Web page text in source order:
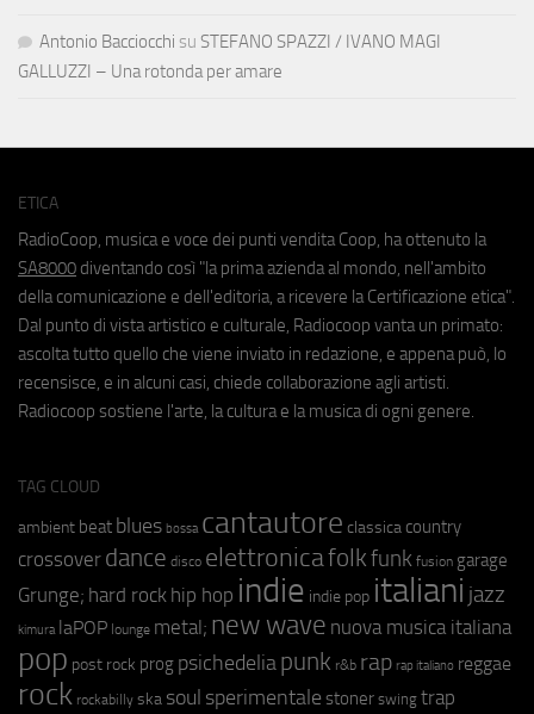
Antonio Bacciocchi su STEFANO SPAZZI / IVANO MAGI
GALLUZZI – Una rotonda per amare
ETICA
RadioCoop, musica e voce dei punti vendita Coop, ha ottenuto la
SA8000 diventando così "la prima azienda al mondo, nell'ambito
della comunicazione e dell'editoria, a ricevere la Certificazione etica".
Dal punto di vista artistico e culturale, Radiocoop vanta un primato:
ascolta tutto quello che viene inviato in redazione, e appena può, lo
recensisce, e in alcuni casi, chiede collaborazione agli artisti.
Radiocoop sostiene l'arte, la cultura e la musica di ogni genere.
TAG CLOUD
ambient beat blues bossa cantautore classica country
crossover dance disco elettronicafolkfunk fusion garage
Grunge; hard rock hip hop indie indie pop italiani jazz
kimura laPOP lounge metal; new wave nuova musica italiana
pop post rock prog psichedeliapunk r&b rap rap italiano reggae
rock rockabilly ska soul sperimentale stoner swing trap